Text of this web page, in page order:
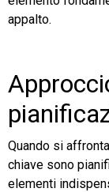
appalto.
Quando si
chiave sono
elementi